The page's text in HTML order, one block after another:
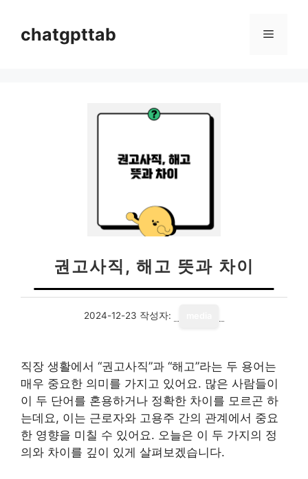
chatgpttab 메
권고사직, 해고 뜻과 차이
2024-12-23 작성자:
직장 생활에서 “권고사직”과 “해고”라는 두 용어는
매우 중요한 의미를 가지고 있어요. 많은 사람들이
이 두 단어를 혼용하거나 정확한 차이를 모르곤 하
는데요, 이는 근로자와 고용주 간의 관계에서 중요
한 영향을 미칠 수 있어요. 오늘은 이 두 가지의 정
의와 차이를 깊이 있게 살펴보겠습니다.